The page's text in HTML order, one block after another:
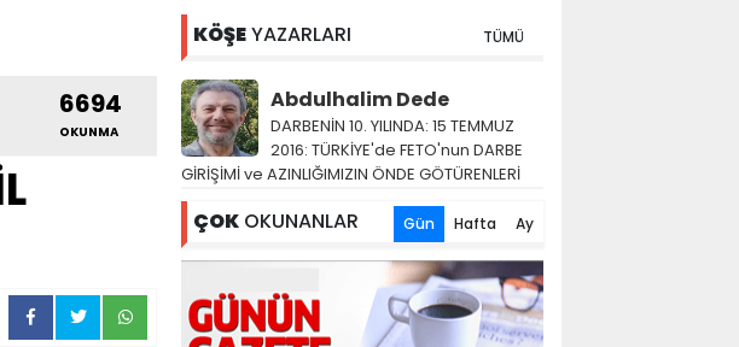
6694
OKUNMA
KÖŞEYAZARLARI TÜMÜ
Abdulhalim Dede
DARBENİN 10. YILINDA: 15 TEMMUZ
2016: TÜRKİYE'de FETO'nun DARBE
GİRİŞİMİ ve AZINLIĞIMIZIN ÖNDE GÖTÜRENLERİ
ÇOK OKUNANLAR Gün Hafta Ay